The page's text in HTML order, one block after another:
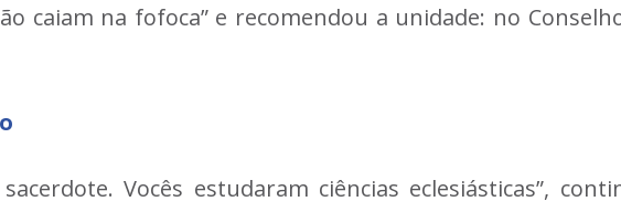
caiam na fofoca” e recomendou a unidade: no
Vocês estudaram ciências eclesiásticas”,